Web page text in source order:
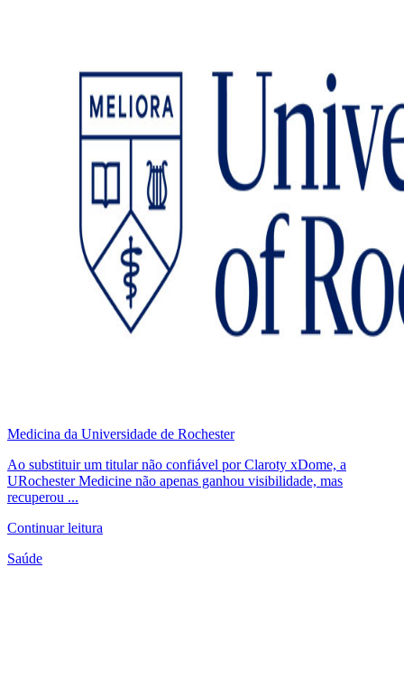
Medicina da Universidade de Rochester
Ao substituir um titular não confiável por Claroty xDome, a
URochester Medicine não apenas ganhou visibilidade, mas
recuperou ...
Continuar leitura
Saúde